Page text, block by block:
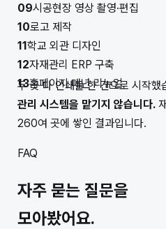
09시공현장 영상 촬영·편집
10로고 제작
11학교 외관 디자인
12자재관리 ERP 구축
13홈페이지 매년 리뉴얼
두 곳 다 인쇄물 한 건으로 시작했
관리 시스템을 맡기지 않습니다.
260여 곳에 쌓인 결과입니다.
FAQ
자주 묻는 질문을
모아봤어요.